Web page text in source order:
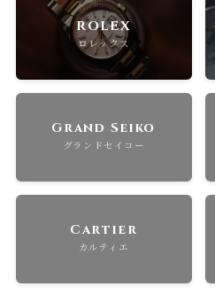
ROLEX
ロレックス
Grand Seiko
グランドセイコー
Cartier
カルティエ